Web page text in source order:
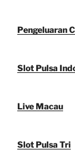
Pengeluaran
Slot Pulsa
Live Macau
Slot Pulsa Tri